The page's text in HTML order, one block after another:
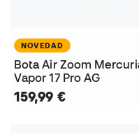
NOVEDAD
Bota Air Zoom
Vapor 17 Pro AG
159,99 €